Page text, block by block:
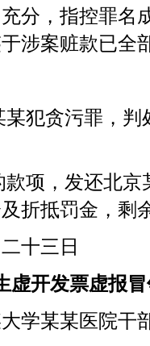
分，指控罪名
涉案赃款已全
某犯贪污罪，
项，发还北
折抵罚金，剩
十三日
虚开发票虚报
学某某医院干